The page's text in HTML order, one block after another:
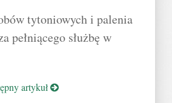
tytoniowych i palenia
pełniącego służbę w
artykuł